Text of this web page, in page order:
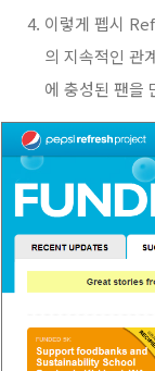
이렇게 펩시
의 지속적인 관
에 충성된 팬을